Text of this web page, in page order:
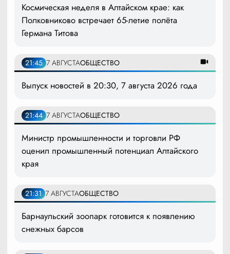
Космическая неделя в Алтайском крае: как
Полковниково встречает 65-летие полёта
Германа Титова
21:45 7 АВГУСТАОБЩЕСТВО
Выпуск новостей в 20:30, 7 августа 2026 года
21:44 7 АВГУСТАОБЩЕСТВО
Министр промышленности и торговли РФ
оценил промышленный потенциал Алтайского
края
21:31 7 АВГУСТАОБЩЕСТВО
Барнаульский зоопарк готовится к появлению
снежных барсов